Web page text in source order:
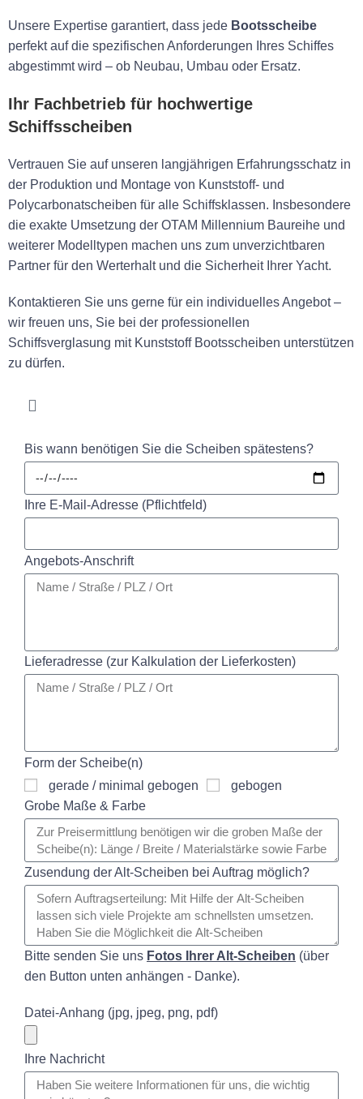
Unsere Expertise garantiert, dass jede Bootsscheibe
perfekt auf die spezifischen Anforderungen Ihres Schiffes
abgestimmt wird – ob Neubau, Umbau oder Ersatz.
Ihr Fachbetrieb für hochwertige
Schiffsscheiben
Vertrauen Sie auf unseren langjährigen Erfahrungsschatz in
der Produktion und Montage von Kunststoff- und
Polycarbonatscheiben für alle Schiffsklassen. Insbesondere
die exakte Umsetzung der OTAM Millennium Baureihe und
weiterer Modelltypen machen uns zum unverzichtbaren
Partner für den Werterhalt und die Sicherheit Ihrer Yacht.
Kontaktieren Sie uns gerne für ein individuelles Angebot –
wir freuen uns, Sie bei der professionellen
Schiffsverglasung mit Kunststoff Bootsscheiben unterstützen
zu dürfen.
Bis wann benötigen Sie die Scheiben spätestens?
Ihre E-Mail-Adresse (Pflichtfeld)
Angebots-Anschrift
Lieferadresse (zur Kalkulation der Lieferkosten)
Form der Scheibe(n)
gerade / minimal gebogen
gebogen
Grobe Maße & Farbe
Zusendung der Alt-Scheiben bei Auftrag möglich?
Bitte senden Sie uns Fotos Ihrer Alt-Scheiben (über
den Button unten anhängen - Danke).
Datei-Anhang (jpg, jpeg, png, pdf)
Ihre Nachricht